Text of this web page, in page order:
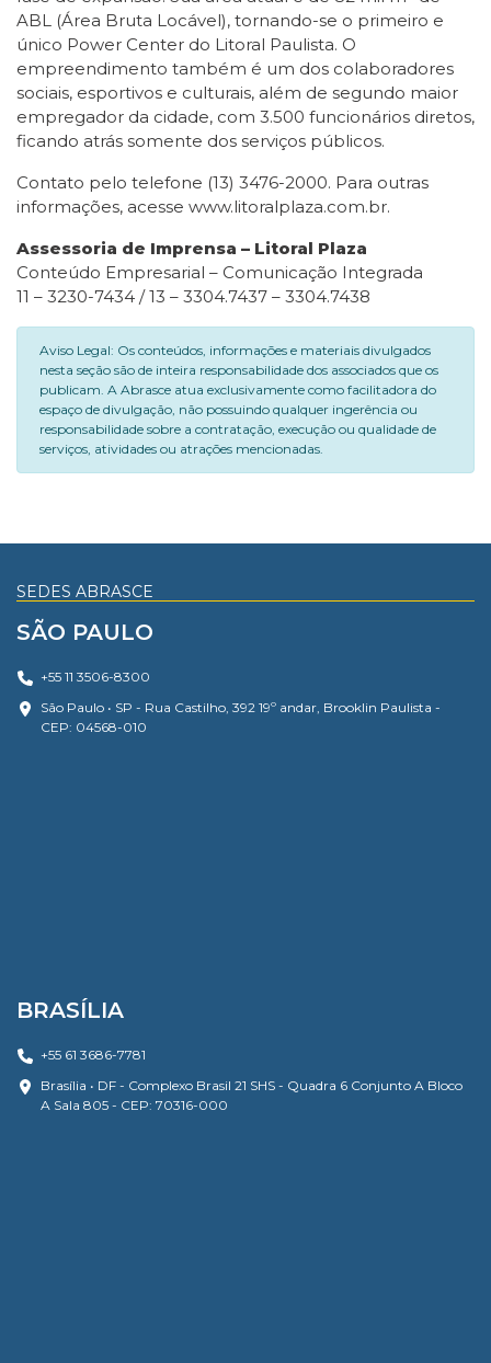
ABL (Área Bruta Locável), tornando-se o primeiro e
único Power Center do Litoral Paulista. O
empreendimento também é um dos colaboradores
sociais, esportivos e culturais, além de segundo maior
empregador da cidade, com 3.500 funcionários diretos,
ficando atrás somente dos serviços públicos.
Contato pelo telefone (13) 3476-2000. Para outras
informações, acesse www.litoralplaza.com.br.
Assessoria de Imprensa – Litoral Plaza
Conteúdo Empresarial – Comunicação Integrada
11 – 3230-7434 / 13 – 3304.7437 – 3304.7438
Aviso Legal: Os conteúdos, informações e materiais divulgados
nesta seção são de inteira responsabilidade dos associados que os
publicam. A Abrasce atua exclusivamente como facilitadora do
espaço de divulgação, não possuindo qualquer ingerência ou
responsabilidade sobre a contratação, execução ou qualidade de
serviços, atividades ou atrações mencionadas.
SEDES ABRASCE
SÃO PAULO
+55 11 3506-8300
São Paulo • SP - Rua Castilho, 392 19º andar, Brooklin Paulista -
CEP: 04568-010
BRASÍLIA
+55 61 3686-7781
Brasília • DF - Complexo Brasil 21 SHS - Quadra 6 Conjunto A Bloco
A Sala 805 - CEP: 70316-000